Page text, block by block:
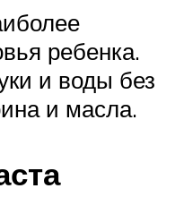
ребенка.
и воды без
и масла.